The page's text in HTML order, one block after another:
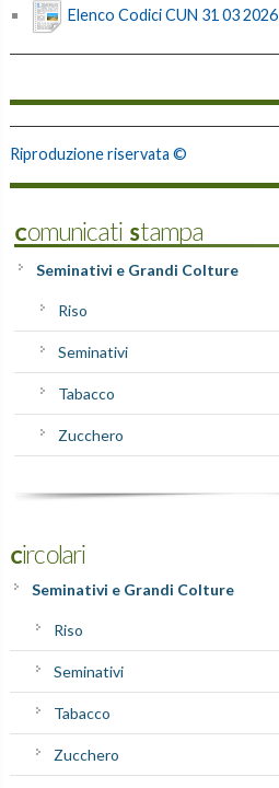
Elenco Codici CUN 31 03 2026
Riproduzione riservata ©
Comunicati Stampa
Seminativi e Grandi Colture
Riso
Seminativi
Tabacco
Zucchero
Circolari
Seminativi e Grandi Colture
Riso
Seminativi
Tabacco
Zucchero